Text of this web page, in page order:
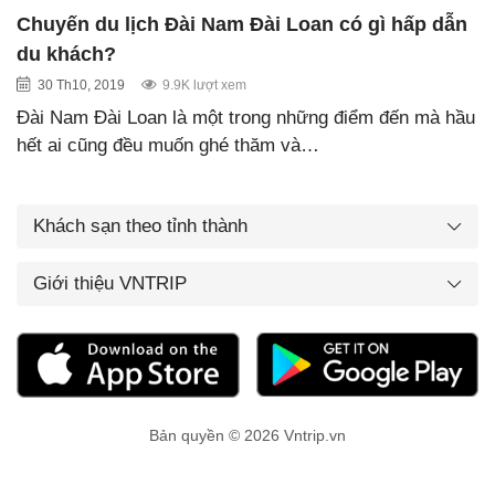
Chuyến du lịch Đài Nam Đài Loan có gì hấp dẫn
du khách?
30 Th10, 2019 9.9K lượt xem
Đài Nam Đài Loan là một trong những điểm đến mà hầu
hết ai cũng đều muốn ghé thăm và…
Khách sạn theo tỉnh thành
Giới thiệu VNTRIP
Bản quyền © 2026 Vntrip.vn